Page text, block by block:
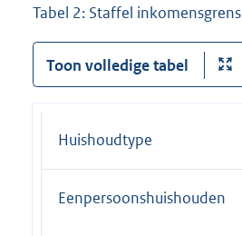
Tabel 2: Staffel inkomensgrens
Toon volledige tabel
Huishoudtype
Eenpersoonshuishouden